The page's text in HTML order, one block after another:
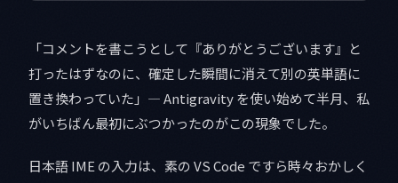
「コメントを書こうとして『ありがとうございます』と
打ったはずなのに、確定した瞬間に消えて別の英単語に
置き換わっていた」— Antigravity を使い始めて半月、私
がいちばん最初にぶつかったのがこの現象でした。
日本語 IME の入力は、素の VS Code ですら時々おかしく